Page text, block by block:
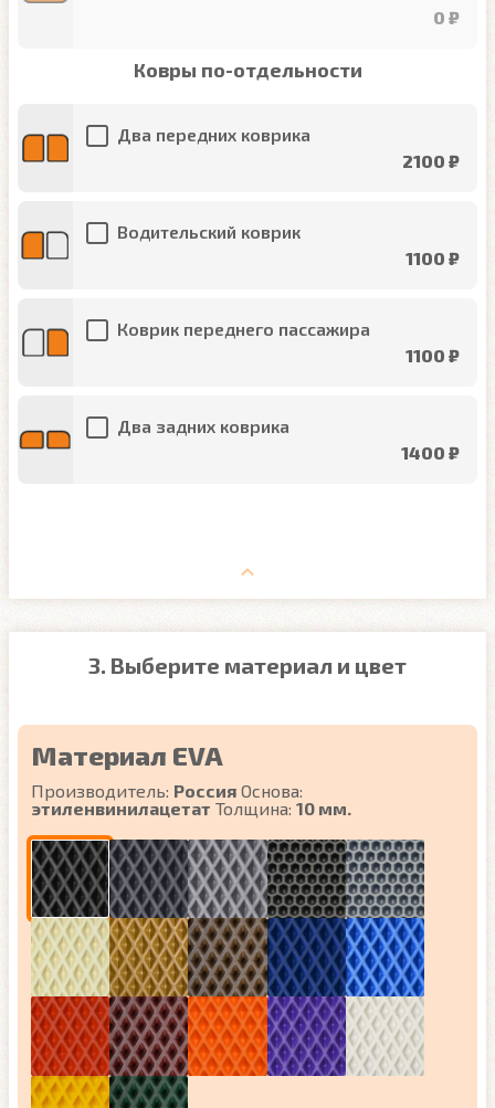
0 ₽
Ковры по-отдельности
Два передних коврика
2100 ₽
Водительский коврик
1100 ₽
Коврик переднего пассажира
1100 ₽
Два задних коврика
1400 ₽
3. Выберите материал и цвет
Материал EVA
Производитель: Россия Основа:
этиленвинилацетат Толщина: 10 мм.